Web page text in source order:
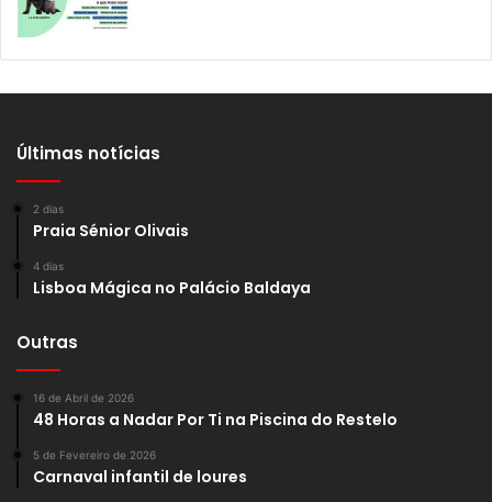
Últimas notícias
2 dias
Praia Sénior Olivais
4 dias
Lisboa Mágica no Palácio Baldaya
Outras
16 de Abril de 2026
48 Horas a Nadar Por Ti na Piscina do Restelo
5 de Fevereiro de 2026
Carnaval infantil de loures